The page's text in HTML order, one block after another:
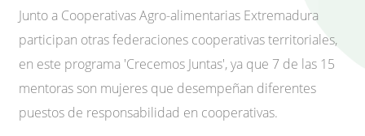
Junto a Cooperativas Agro-alimentarias Extremadura
participan otras federaciones cooperativas territoriales,
en este programa 'Crecemos Juntas', ya que 7 de las 15
mentoras son mujeres que desempeñan diferentes
puestos de responsabilidad en cooperativas.